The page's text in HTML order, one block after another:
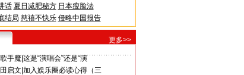
话 夏日减肥秘方 日本瘦脸法
结局 慈禧不快乐 侵略中国报告
更多>>
歌手魔| 这是“演唱会”还是“演
田启文 加入娱乐圈必读心得（三